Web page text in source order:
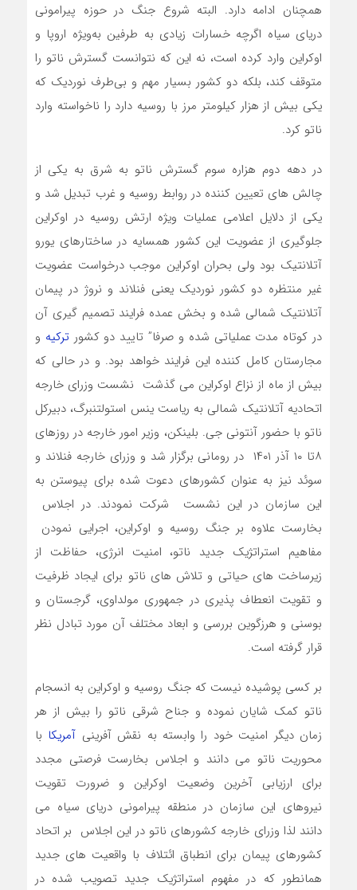
همچنان ادامه دارد. البته شروع جنگ در حوزه پیرامونی
دریای سیاه اگرچه خسارات زیادی به طرفین به‌ویژه اروپا و
اوکراین وارد کرده است، نه این که نتوانست گسترش ناتو را
متوقف کند، بلکه دو کشور بسیار مهم و بی‌طرف نوردیک که
یکی بیش از هزار کیلومتر مرز با روسیه دارد را ناخواسته وارد
ناتو کرد.
در دهه دوم هزاره سوم گسترش ناتو به شرق به یکی از
چالش های تعیین کننده در روابط روسیه و غرب تبدیل شد و
یکی از دلایل اعلامی عملیات ویژه ارتش روسیه در اوکراین
جلوگیری از عضویت این کشور همسایه در ساختارهای یورو
آتلانتیک بود ولی بحران اوکراین موجب درخواست عضویت
غیر منتظره دو کشور نوردیک یعنی فنلاند و نروژ در پیمان
آتلانتیک شمالی شده و بخش عمده فرایند تصمیم گیری آن
در کوتاه مدت عملیاتی شده و صرفا” تایید دو کشور ترکیه و
مجارستان کامل کننده این فرایند خواهد بود. و در حالی که
بیش از ماه از نزاع اوکراین می گذشت نشست وزرای خارجه
اتحادیه آتلانتیک شمالی به ریاست ینس استولتنبرگ، دبیرکل
ناتو با حضور آنتونی جی. بلینکن، وزیر امور خارجه در روزهای
۸تا ۱۰ آذر ۱۴۰۱ در رومانی برگزار شد و وزرای خارجه فنلاند و
سوئد نیز به عنوان کشورهای دعوت شده برای پیوستن به
این سازمان در این نشست شرکت نمودند. در اجلاس
بخارست علاوه بر جنگ روسیه و اوکراین، اجرایی نمودن
مفاهیم استراتژیک جدید ناتو، امنیت انرژی، حفاظت از
زیرساخت های حیاتی و تلاش های ناتو برای ایجاد ظرفیت
و تقویت انعطاف پذیری در جمهوری مولداوی، گرجستان و
بوسنی و هرزگوین بررسی و ابعاد مختلف آن مورد تبادل نظر
قرار گرفته است.
بر کسی پوشیده نیست که جنگ روسیه و اوکراین به انسجام
ناتو کمک شایان نموده و جناح شرقی ناتو را بیش از هر
زمان دیگر امنیت خود را وابسته به نقش آفرینی آمریکا با
محوریت ناتو می دانند و اجلاس بخارست فرصتی مجدد
برای ارزیابی آخرین وضعیت اوکراین و ضرورت تقویت
نیروهای این سازمان در منطقه پیرامونی دریای سیاه می
دانند لذا وزرای خارجه کشورهای ناتو در این اجلاس بر اتحاد
کشورهای پیمان برای انطباق ائتلاف با واقعیت های جدید
همانطور که در مفهوم استراتژیک جدید تصویب شده در